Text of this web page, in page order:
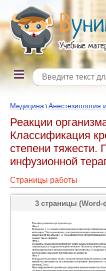
Медицина \Анестезиология
Реакции
Классификация
степени тяжести.
инфузионной
Страницы работы
3 страницы